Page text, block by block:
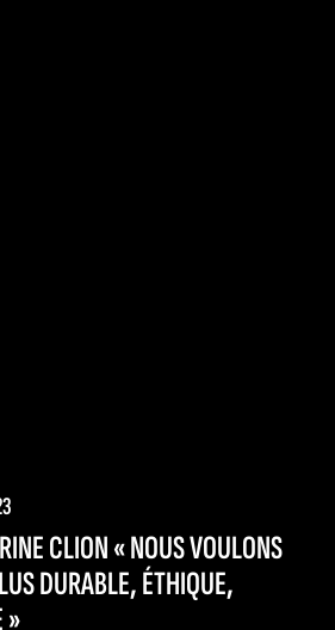
CLION « NOUS VOULONS
DURABLE, ÉTHIQUE,
»